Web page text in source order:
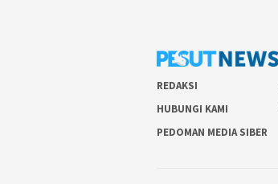
REDAKSI
HUBUNGI KAMI
PEDOMAN MEDIA SIBER